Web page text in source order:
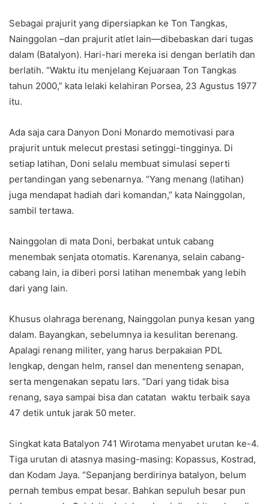
Sebagai prajurit yang dipersiapkan ke Ton Tangkas,
Nainggolan –dan prajurit atlet lain—dibebaskan dari tugas
dalam (Batalyon). Hari-hari mereka isi dengan berlatih dan
berlatih. “Waktu itu menjelang Kejuaraan Ton Tangkas
tahun 2000,” kata lelaki kelahiran Porsea, 23 Agustus 1977
itu.
Ada saja cara Danyon Doni Monardo memotivasi para
prajurit untuk melecut prestasi setinggi-tingginya. Di
setiap latihan, Doni selalu membuat simulasi seperti
pertandingan yang sebenarnya. “Yang menang (latihan)
juga mendapat hadiah dari komandan,” kata Nainggolan,
sambil tertawa.
Nainggolan di mata Doni, berbakat untuk cabang
menembak senjata otomatis. Karenanya, selain cabang-
cabang lain, ia diberi porsi latihan menembak yang lebih
dari yang lain.
Khusus olahraga berenang, Nainggolan punya kesan yang
dalam. Bayangkan, sebelumnya ia kesulitan berenang.
Apalagi renang militer, yang harus berpakaian PDL
lengkap, dengan helm, ransel dan menenteng senapan,
serta mengenakan sepatu lars. “Dari yang tidak bisa
renang, saya sampai bisa dan catatan waktu terbaik saya
47 detik untuk jarak 50 meter.
Singkat kata Batalyon 741 Wirotama menyabet urutan ke-4.
Tiga urutan di atasnya masing-masing: Kopassus, Kostrad,
dan Kodam Jaya. “Sepanjang berdirinya batalyon, belum
pernah tembus empat besar. Bahkan sepuluh besar pun